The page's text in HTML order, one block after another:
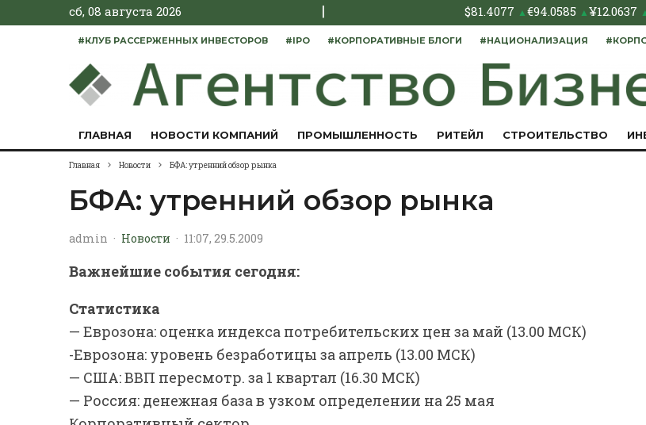
сб, 08 августа 2026 | $81.4077 ▲€94.0585 ▲¥12.0637
#КЛУБ РАССЕРЖЕННЫХ ИНВЕСТОРОВ #IPO #КОРПОРАТИВНЫЕ БЛОГИ #НАЦИОНАЛИЗАЦИЯ
ГЛАВНАЯ НОВОСТИ КОМПАНИЙ ПРОМЫШЛЕННОСТЬ РИТЕЙЛ СТРОИТЕЛЬСТВО
Главная Новости БФА: утренний обзор рынка
БФА: утренний обзор рынка
admin · Новости · 11:07, 29.5.2009
Важнейшие события сегодня:
Статистика
— Еврозона: оценка индекса потребительских цен за май (13.00 МСК)
-Еврозона: уровень безработицы за апрель (13.00 МСК)
— США: ВВП пересмотр. за 1 квартал (16.30 МСК)
— Россия: денежная база в узком определении на 25 мая